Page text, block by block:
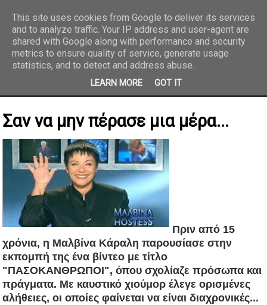
REPORTAZ NET
Σαν να μην πέρασε μια μέρα...
Πριν από 15
χρόνια, η Μαλβίνα Κάραλη παρουσίασε στην
εκπομπή της ένα βίντεο με τίτλο
"ΠΑΣΟΚΑΝΘΡΩΠΟΙ", όπου σχολίαζε πρόσωπα και
πράγματα. Με καυστικό χιούμορέλεγε ορισμένες
αλήθειες, οι οποίες φαίνεται να είναι διαχρονικές...
This site uses cookies from Google to deliver its services
and to analyze traffic. Your IP address and user-agent are
shared with Google along with performance and security
metrics to ensure quality of service, generate usage
statistics, and to detect and address abuse.
LEARN MORE GOT IT